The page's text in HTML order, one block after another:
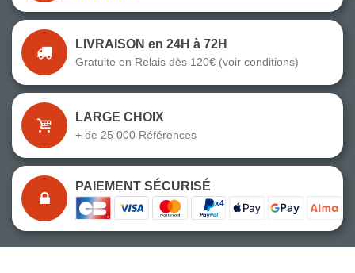
LIVRAISON en 24H à 72H
Gratuite en Relais dès 120€ (voir conditions)
LARGE CHOIX
+ de 25 000 Références
PAIEMENT SÉCURISÉ